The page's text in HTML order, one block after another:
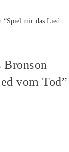
Bronson
vom Tod”